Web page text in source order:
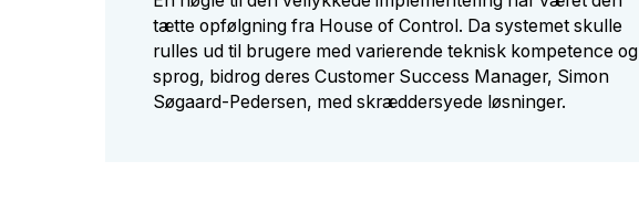
tætte opfølgning fra House of Control. Da systemet skulle
rulles ud til brugere med varierende teknisk kompetence og
sprog, bidrog deres Customer Success Manager, Simon
Søgaard-Pedersen, med skræddersyede løsninger.